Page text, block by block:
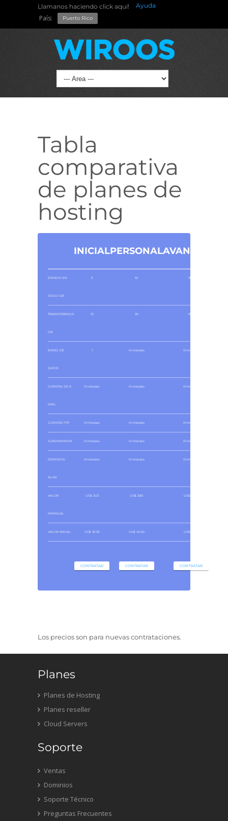
Llamanos haciendo click aquí! Ayuda
País: Puerto Rico
Tabla
comparativa
de planes de
hosting
INICIALPERSONALAVANZADO
ESPACIO EN
DISCO GB
5 10 300
TRANSFERENCIA
GB
10 20 550
BASES DE
DATOS
1 Ilimitadas Ilimitadas
CUENTAS DE E-
MAIL
Ilimitadas Ilimitadas Ilimitadas
CUENTAS FTP Ilimitadas Ilimitadas Ilimitadas
SUBDOMINIOS Ilimitados Ilimitados Ilimitados
DOMINIOS
ALIAS
Ilimitados Ilimitados Ilimitados
VALOR
MENSUAL
US$ 3.03 US$ 3.85 US$ 4.68
VALOR ANUAL US$ 36.30 US$ 46.20 US$ 56.10
CONTRATAR CONTRATAR CONTRATAR
Los precios son para nuevas contrataciones.
Planes
Planes de Hosting
Planes reseller
Cloud Servers
Soporte
Ventas
Dominios
Soporte Técnico
Preguntas Frecuentes